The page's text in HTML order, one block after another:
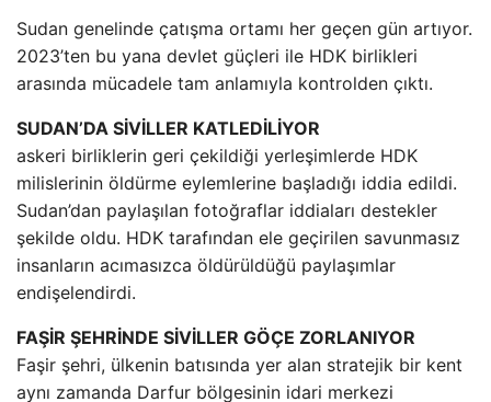
Sudan genelinde çatışma ortamı her geçen gün artıyor.
2023’ten bu yana devlet güçleri ile HDK birlikleri
arasında mücadele tam anlamıyla kontrolden çıktı.
SUDAN’DA SİVİLLER KATLEDİLİYOR
askeri birliklerin geri çekildiği yerleşimlerde HDK
milislerinin öldürme eylemlerine başladığı iddia edildi.
Sudan’dan paylaşılan fotoğraflar iddiaları destekler
şekilde oldu. HDK tarafından ele geçirilen savunmasız
insanların acımasızca öldürüldüğü paylaşımlar
endişelendirdi.
FAŞİR ŞEHRİNDE SİVİLLER GÖÇE ZORLANIYOR
Faşir şehri, ülkenin batısında yer alan stratejik bir kent
aynı zamanda Darfur bölgesinin idari merkezi